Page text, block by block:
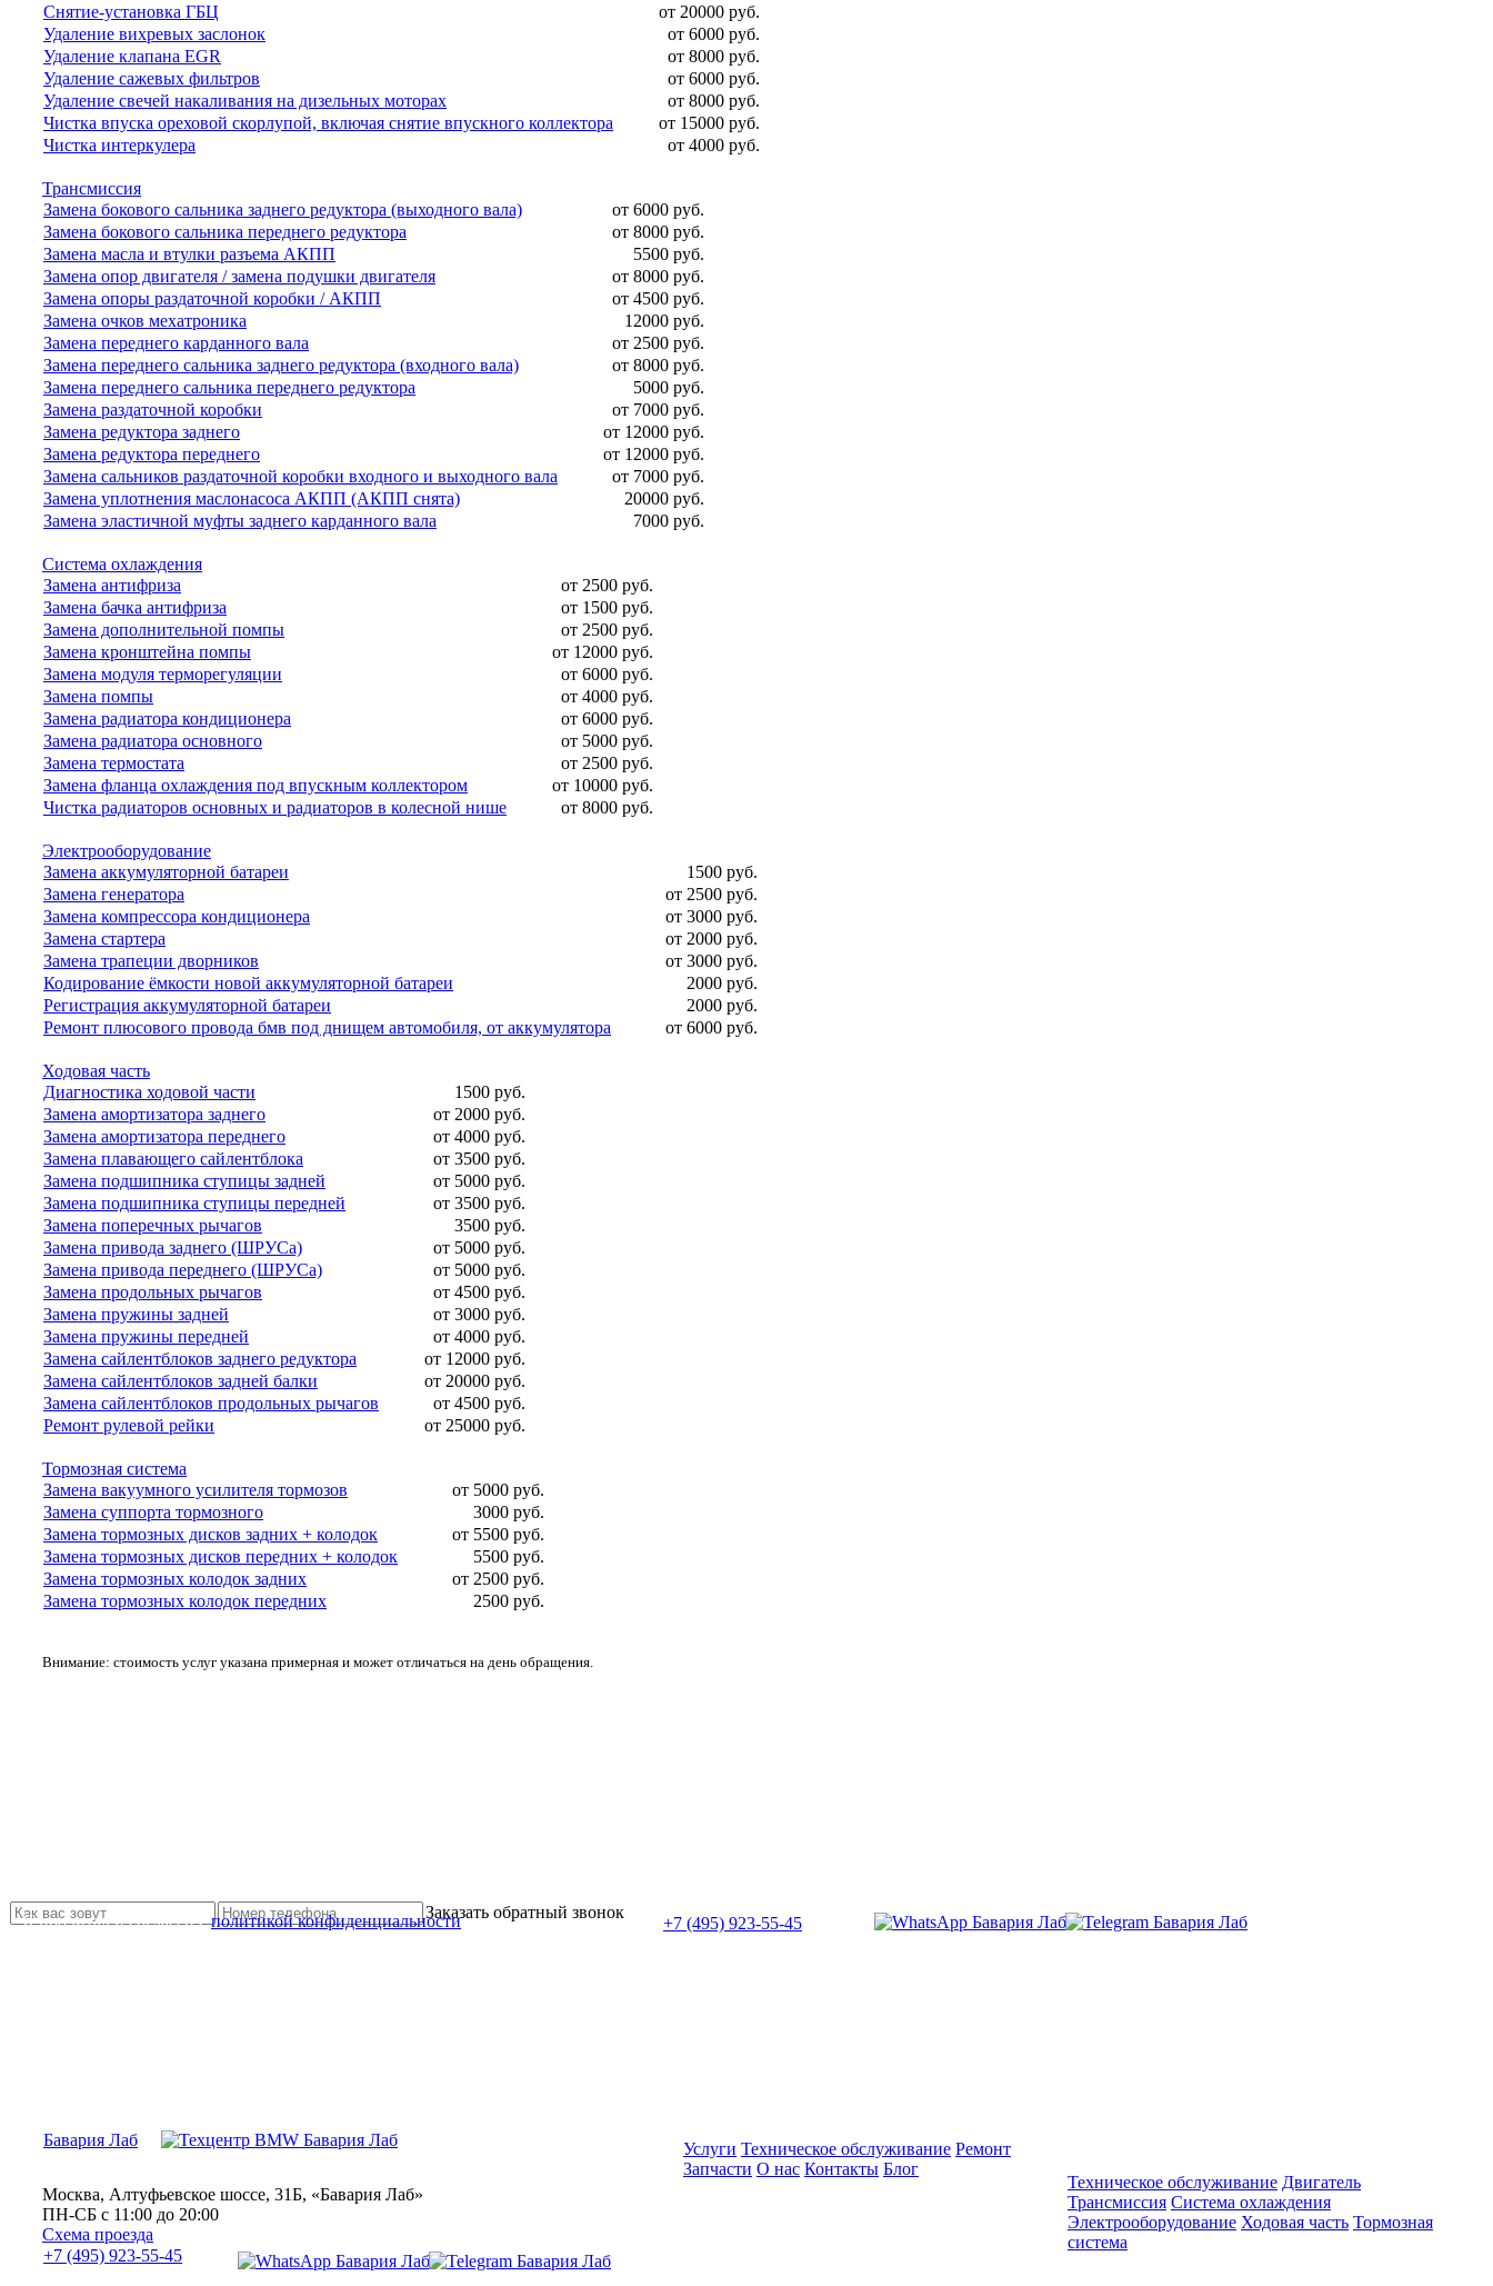
Снятие-установка ГБЦ
от 20000 руб.
Удаление вихревых заслонок
от 6000 руб.
Удаление клапана EGR
от 8000 руб.
Удаление сажевых фильтров
от 6000 руб.
Удаление свечей накаливания на дизельных моторах
от 8000 руб.
Чистка впуска ореховой скорлупой, включая снятие впускного коллектора
от 15000 руб.
Чистка интеркулера
от 4000 руб.
Трансмиссия
Замена бокового сальника заднего редуктора (выходного вала)
от 6000 руб.
Замена бокового сальника переднего редуктора
от 8000 руб.
Замена масла и втулки разъема АКПП
5500 руб.
Замена опор двигателя / замена подушки двигателя
от 8000 руб.
Замена опоры раздаточной коробки / АКПП
от 4500 руб.
Замена очков мехатроника
12000 руб.
Замена переднего карданного вала
от 2500 руб.
Замена переднего сальника заднего редуктора (входного вала)
от 8000 руб.
Замена переднего сальника переднего редуктора
5000 руб.
Замена раздаточной коробки
от 7000 руб.
Замена редуктора заднего
от 12000 руб.
Замена редуктора переднего
от 12000 руб.
Замена сальников раздаточной коробки входного и выходного вала
от 7000 руб.
Замена уплотнения маслонасоса АКПП (АКПП снята)
20000 руб.
Замена эластичной муфты заднего карданного вала
7000 руб.
Система охлаждения
Замена антифриза
от 2500 руб.
Замена бачка антифриза
от 1500 руб.
Замена дополнительной помпы
от 2500 руб.
Замена кронштейна помпы
от 12000 руб.
Замена модуля терморегуляции
от 6000 руб.
Замена помпы
от 4000 руб.
Замена радиатора кондиционера
от 6000 руб.
Замена радиатора основного
от 5000 руб.
Замена термостата
от 2500 руб.
Замена фланца охлаждения под впускным коллектором
от 10000 руб.
Чистка радиаторов основных и радиаторов в колесной нише
от 8000 руб.
Электрооборудование
Замена аккумуляторной батареи
1500 руб.
Замена генератора
от 2500 руб.
Замена компрессора кондиционера
от 3000 руб.
Замена стартера
от 2000 руб.
Замена трапеции дворников
от 3000 руб.
Кодирование ёмкости новой аккумуляторной батареи
2000 руб.
Регистрация аккумуляторной батареи
2000 руб.
Ремонт плюсового провода бмв под днищем автомобиля, от аккумулятора
от 6000 руб.
Ходовая часть
Диагностика ходовой части
1500 руб.
Замена амортизатора заднего
от 2000 руб.
Замена амортизатора переднего
от 4000 руб.
Замена плавающего сайлентблока
от 3500 руб.
Замена подшипника ступицы задней
от 5000 руб.
Замена подшипника ступицы передней
от 3500 руб.
Замена поперечных рычагов
3500 руб.
Замена привода заднего (ШРУСа)
от 5000 руб.
Замена привода переднего (ШРУСа)
от 5000 руб.
Замена продольных рычагов
от 4500 руб.
Замена пружины задней
от 3000 руб.
Замена пружины передней
от 4000 руб.
Замена сайлентблоков заднего редуктора
от 12000 руб.
Замена сайлентблоков задней балки
от 20000 руб.
Замена сайлентблоков продольных рычагов
от 4500 руб.
Ремонт рулевой рейки
от 25000 руб.
Тормозная система
Замена вакуумного усилителя тормозов
от 5000 руб.
Замена суппорта тормозного
3000 руб.
Замена тормозных дисков задних + колодок
от 5500 руб.
Замена тормозных дисков передних + колодок
5500 руб.
Замена тормозных колодок задних
от 2500 руб.
Замена тормозных колодок передних
2500 руб.
Внимание: стоимость услуг указана примерная и может отличаться на день обращения.
Заказать обратный звонок
Я прочитал и согласен сполитикой конфиденциальности
+7 (495) 923-55-45
Бавария Лаб
Москва, Алтуфьевское шоссе, 31Б, «Бавария Лаб»
ПН-СБ с 11:00 до 20:00
Схема проезда
+7 (495) 923-55-45
Услуги Техническое обслуживание Ремонт
Запчасти О нас Контакты Блог
Техническое обслуживание Двигатель
Трансмиссия Система охлаждения
Электрооборудование Ходовая часть Тормозная
система